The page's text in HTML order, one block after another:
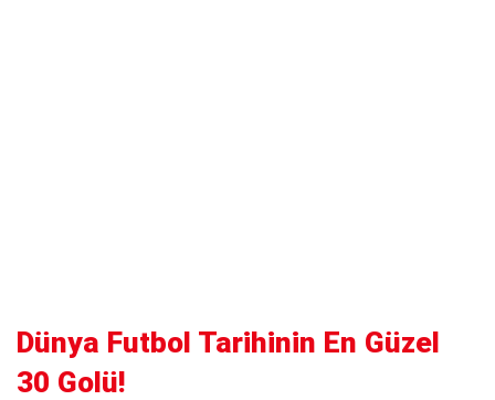
Dünya Futbol Tarihinin En Güzel
30 Golü!